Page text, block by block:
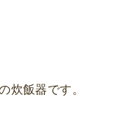
炊飯器です。